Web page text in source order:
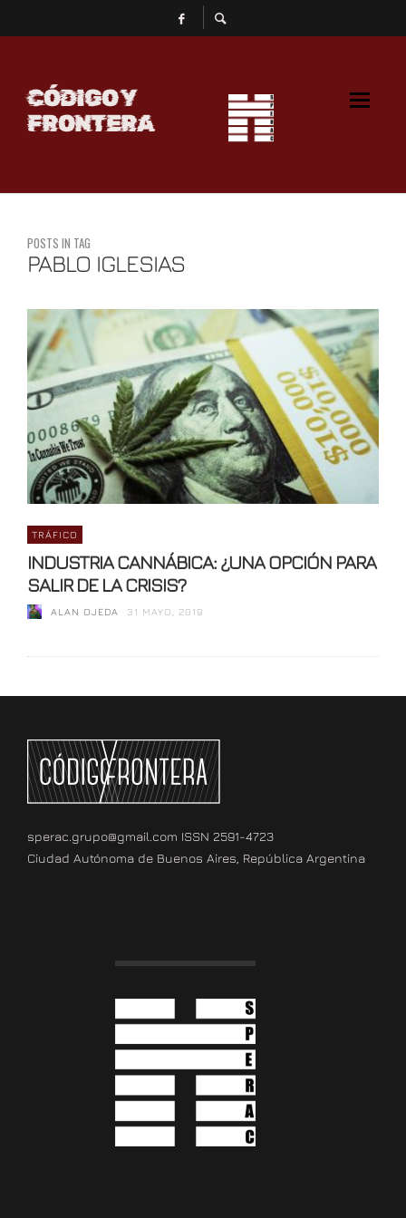
CÓDIGO Y
FRONTERA
POSTS IN TAG
PABLO IGLESIAS
TRÁFICO
INDUSTRIA CANNÁBICA: ¿UNA OPCIÓN PARA
SALIR DE LA CRISIS?
ALAN OJEDA 31 MAYO, 2019
sperac.grupo@gmail.com ISSN 2591-4723
Ciudad Autónoma de Buenos Aires, República Argentina